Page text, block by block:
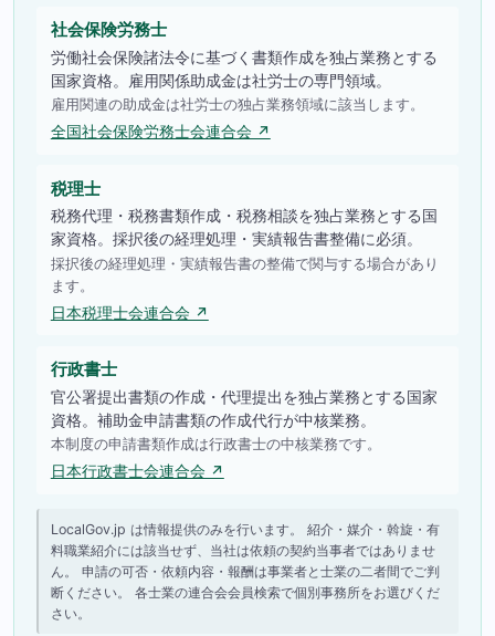
社会保険労務士
労働社会保険諸法令に基づく書類作成を独占業務とする
国家資格。雇用関係助成金は社労士の専門領域。
雇用関連の助成金は社労士の独占業務領域に該当します。
全国社会保険労務士会連合会 ↗
税理士
税務代理・税務書類作成・税務相談を独占業務とする国
家資格。採択後の経理処理・実績報告書整備に必須。
採択後の経理処理・実績報告書の整備で関与する場合があり
ます。
日本税理士会連合会 ↗
行政書士
官公署提出書類の作成・代理提出を独占業務とする国家
資格。補助金申請書類の作成代行が中核業務。
本制度の申請書類作成は行政書士の中核業務です。
日本行政書士会連合会 ↗
LocalGov.jp は情報提供のみを行います。 紹介・媒介・斡旋・有
料職業紹介には該当せず、当社は依頼の契約当事者ではありませ
ん。 申請の可否・依頼内容・報酬は事業者と士業の二者間でご判
断ください。 各士業の連合会会員検索で個別事務所をお選びくだ
さい。